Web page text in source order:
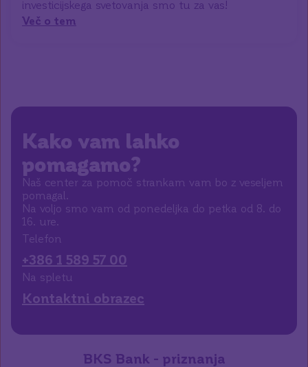
investicijskega svetovanja smo tu za vas!
Več o tem
Kako vam lahko
pomagamo?
Naš center za pomoč strankam vam bo z veseljem
pomagal.
Na voljo smo vam od ponedeljka do petka od 8. do
16. ure.
Telefon
+386 1 589 57 00
Na spletu
Kontaktni obrazec
BKS Bank - priznanja